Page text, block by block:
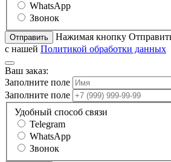
WhatsApp
Звонок
Отправить
Нажимая кнопку
с нашей Политикой обработки данных
Ваш заказ:
Заполните поле
Заполните поле
Удобный способ связи
Telegram
WhatsApp
Звонок